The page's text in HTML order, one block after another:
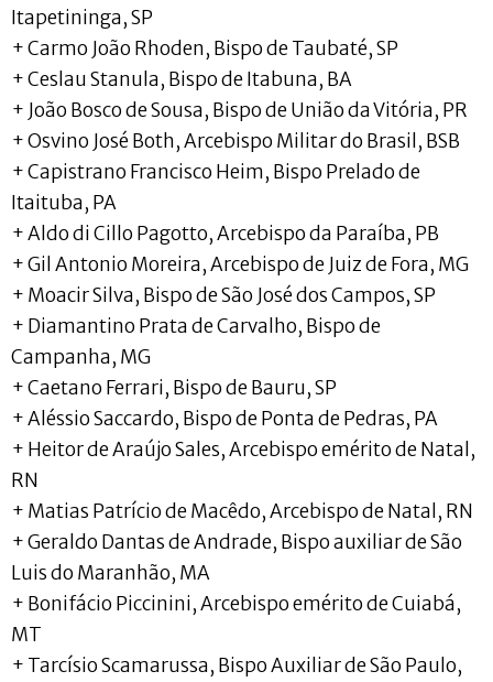
Itapetininga, SP
+ Carmo João Rhoden, Bispo de Taubaté, SP
+ Ceslau Stanula, Bispo de Itabuna, BA
+ João Bosco de Sousa, Bispo de União da Vitória, PR
+ Osvino José Both, Arcebispo Militar do Brasil, BSB
+ Capistrano Francisco Heim, Bispo Prelado de
Itaituba, PA
+ Aldo di Cillo Pagotto, Arcebispo da Paraíba, PB
+ Gil Antonio Moreira, Arcebispo de Juiz de Fora, MG
+ Moacir Silva, Bispo de São José dos Campos, SP
+ Diamantino Prata de Carvalho, Bispo de
Campanha, MG
+ Caetano Ferrari, Bispo de Bauru, SP
+ Aléssio Saccardo, Bispo de Ponta de Pedras, PA
+ Heitor de Araújo Sales, Arcebispo emérito de Natal,
RN
+ Matias Patrício de Macêdo, Arcebispo de Natal, RN
+ Geraldo Dantas de Andrade, Bispo auxiliar de São
Luis do Maranhão, MA
+ Bonifácio Piccinini, Arcebispo emérito de Cuiabá,
MT
+ Tarcísio Scamarussa, Bispo Auxiliar de São Paulo,